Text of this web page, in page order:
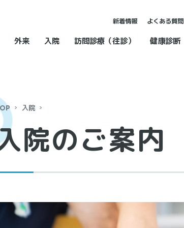
外来 入院 訪問診療（往診） 健康診断
新着情報 よくある質問
入院
院のご案内